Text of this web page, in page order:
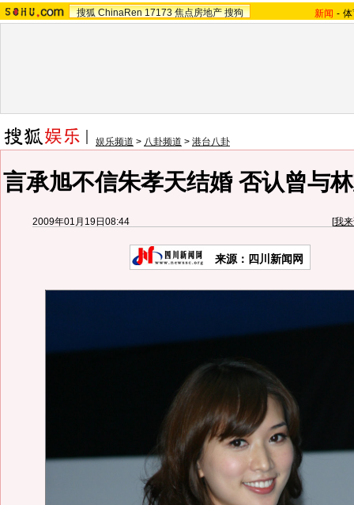
搜狐 ChinaRen 17173 焦点房地产 搜狗 新闻 -
娱乐频道 > 八卦频道 > 港台八卦
言承旭不信朱孝天结婚 否认曾与
2009年01月19日08:44 [我
来源：四川新闻网